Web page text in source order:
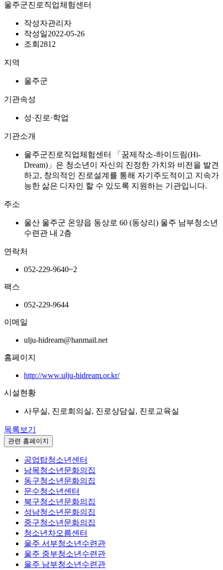
울주군진로직업체험센터
작성자관리자
작성일2022-05-26
조회 2812
지역
울주군
기관속성
성·진로·학업
기관소개
울주군진로직업체험센터 「꿈제작소-하이드림(Hi-
Dream)」은 청소년이 자신의 진정한 가치와 비전을 발견
하고, 창의적인 진로설계를 통해 자기주도적이고 지속가
능한 삶은 디자인 할 수 있도록 지원하는 기관입니다.
주소
울산 울주군 온양읍 동상로 60 (동상리) 울주 남부청소년
수련관 내 2층
연락처
052-229-9640~2
팩스
052-229-9644
이메일
ulju-hidream@hanmail.net
홈페이지
http://www.ulju-hidream.or.kr/
시설현황
사무실, 진로회의실, 진로상담실, 진로교육실
목록보기
관련 홈페이지
공업탑청소년센터
남목청소년문화의집
동구청소년문화의집
문수청소년센터
북구청소년문화의집
성남청소년문화의집
중구청소년문화의집
청소년차오름센터
울주 서부청소년수련관
울주 중부청소년수련관
울주 남부청소년수련관